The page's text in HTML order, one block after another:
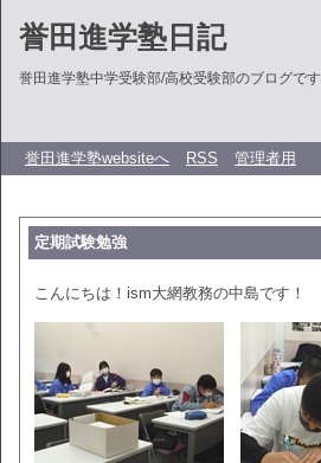
誉田進学塾日記
誉田進学塾中学受験部/高校受験部のブログです
誉田進学塾websiteへ RSS 管理者用
定期試験勉強
こんにちは！ism大網教務の中島です！